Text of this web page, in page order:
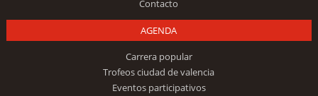
Contacto
AGENDA
Carrera popular
Trofeos ciudad de valencia
Eventos participativos